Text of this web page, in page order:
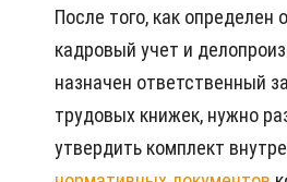
После того, как определен
кадровый учет и
назначен ответственный
трудовых книжек, нужно
утвердить комплект